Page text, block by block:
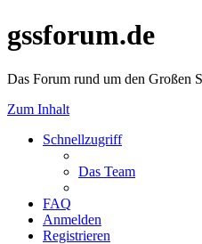
gssforum.de
Das Forum rund um den Großen
Zum Inhalt
Schnellzugriff
Das Team
FAQ
Anmelden
Registrieren